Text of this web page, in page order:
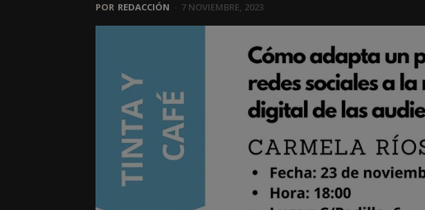
POR REDACCIÓN 7 NOVIEMBRE, 2023